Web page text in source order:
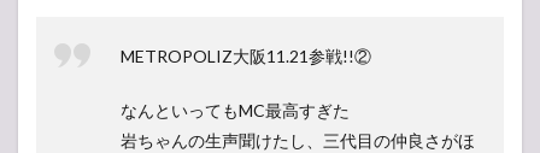
METROPOLIZ大阪11.21参戦!!②
なんといってもMC最高すぎた
岩ちゃんの生声聞けたし、三代目の仲良さがほ